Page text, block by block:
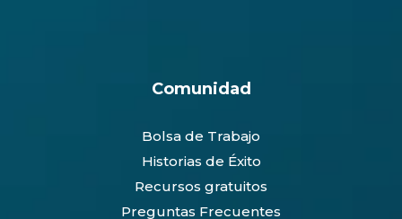
Comunidad
Bolsa de Trabajo
Historias de Éxito
Recursos gratuitos
Preguntas Frecuentes